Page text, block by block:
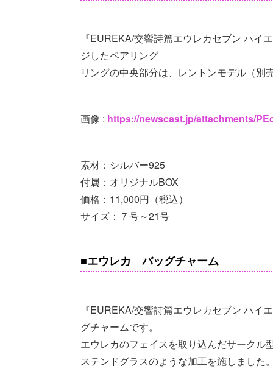
『EUREKA/交響詩篇エウレカセブン ハイ
ジしたペアリング
リングの中央部分は、レントンモデル（別
画像 : https://newscast.jp/attachments/
素材：シルバー925
付属：オリジナルBOX
価格：11,000円（税込）
サイズ：７号～21号
■エウレカ バッグチャーム
『EUREKA/交響詩篇エウレカセブン ハイ
グチャームです。
エウレカのフェイスを取り込んだサークル
ステンドグラスのような加工を施しました